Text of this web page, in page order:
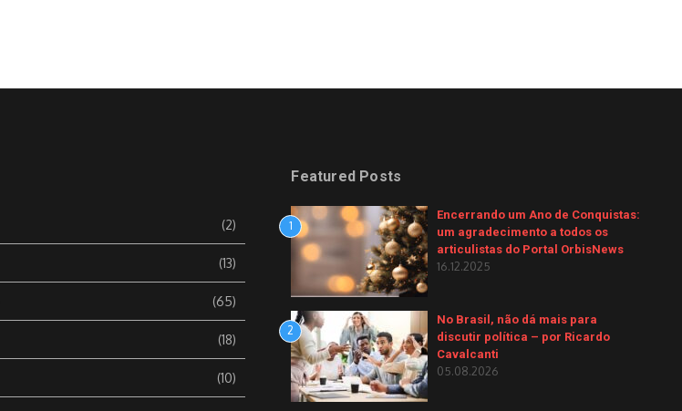
(2)
(13)
(65)
(18)
(10)
Featured Posts
1
Encerrando um Ano de Conquistas:
um agradecimento a todos os
articulistas do Portal OrbisNews
16.12.2025
2
No Brasil, não dá mais para
discutir política – por Ricardo
Cavalcanti
05.08.2026